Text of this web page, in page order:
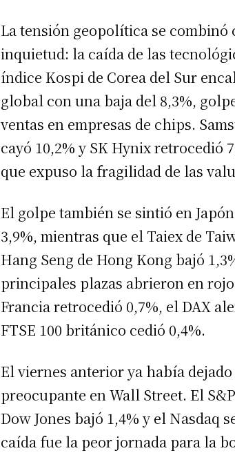
La tensión geopolítica se combinó
inquietud: la caída de las
índice Kospi de Corea del Sur
global con una baja del 8,3%,
ventas en empresas de chips.
cayó 10,2% y SK Hynix retrocedió
que expuso la fragilidad de las
El golpe también se sintió en
3,9%, mientras que el Taiex de
Hang Seng de Hong Kong bajó
principales plazas abrieron en
Francia retrocedió 0,7%, el DAX
FTSE 100 británico cedió 0,4%.
El viernes anterior ya había
preocupante en Wall Street. El
Dow Jones bajó 1,4% y el Nasdaq
caída fue la peor jornada para la